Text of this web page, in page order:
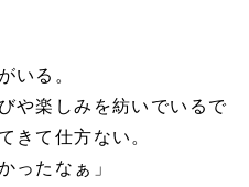
いる。
や楽しみを紡いでいるで
きて仕方ない。
ったなぁ」